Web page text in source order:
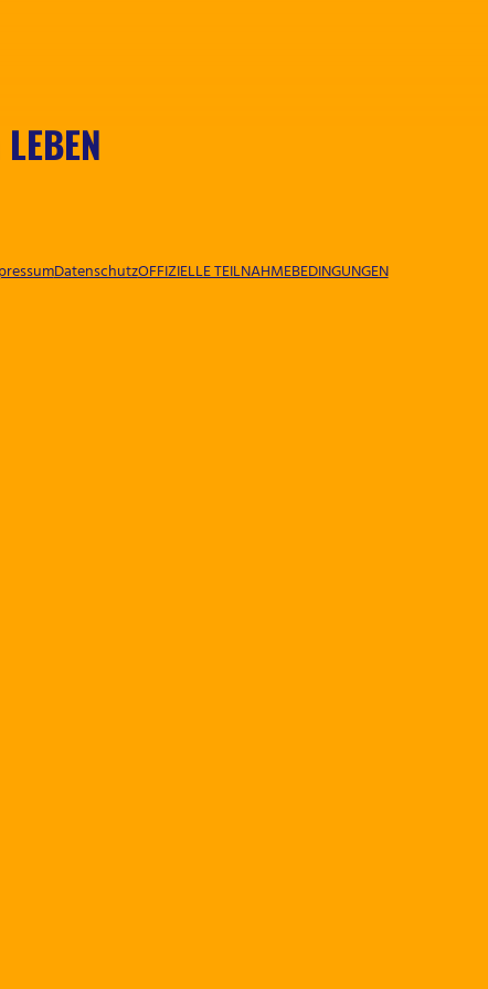
DatenschutzOFFIZIELLE TEILNAHMEBEDINGUNGEN